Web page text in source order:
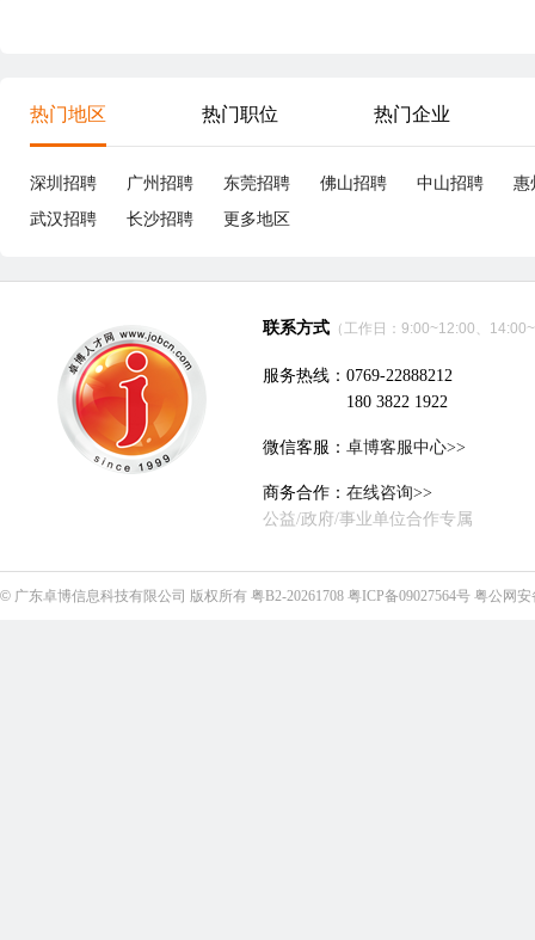
热门地区 热门职位 热门企业
深圳招聘 广州招聘 东莞招聘 佛山招聘 中山招聘
惠
武汉招聘
长沙招聘 更多地区
联系方式 （工作日：9:00~12:00、
服务热线：0769-22888212
180 3822 1922
微信客服： 卓博客服中心>>
商务合作： 在线咨询>>
公益/政府/事业单位合作专属
© 广东卓博信息科技有限公司 版权所有 粤B2-20261708 粤ICP备09027564号 粤公网安